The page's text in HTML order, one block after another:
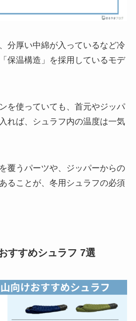
分厚い中綿が入っているなど冷
保温構造」を採用しているモデ
を使っていても、首元やジッパ
れば、シュラフ内の温度は一気
覆うパーツや、ジッパーからの
ることが、冬用シュラフの必須
すすめシュラフ 7選